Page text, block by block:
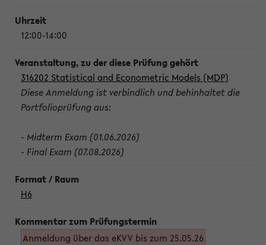
12:00-14:00
316202 Statistical and Econometric Models (MDP)
Diese Anmeldung ist verbindlich und behinhaltet die
Portfolioprüfung aus:
- Midterm Exam (01.06.2026)
- Final Exam (07.08.2026)
H6
Anmeldung über das eKVV bis zum 25.05.26